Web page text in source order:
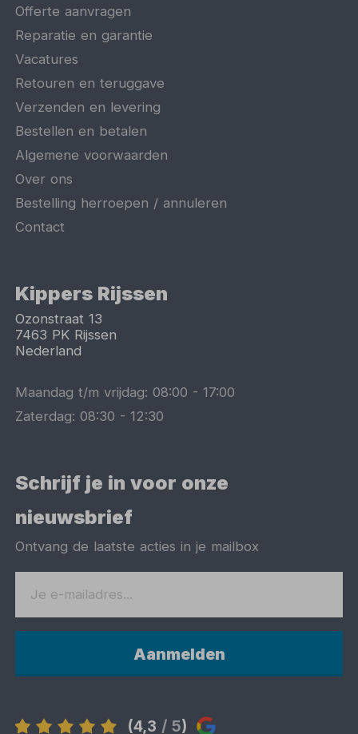
Offerte aanvragen
Reparatie en garantie
Vacatures
Retouren en teruggave
Verzenden en levering
Bestellen en betalen
Algemene voorwaarden
Over ons
Bestelling herroepen / annuleren
Contact
Kippers Rijssen
Ozonstraat 13
7463 PK Rijssen
Nederland
Maandag t/m vrijdag:08:00 -17:00
Zaterdag:08:30 -12:30
Schrijf je in voor onze
nieuwsbrief
Ontvang de laatste acties in je mailbox
Aanmelden
(4,3 / 5)